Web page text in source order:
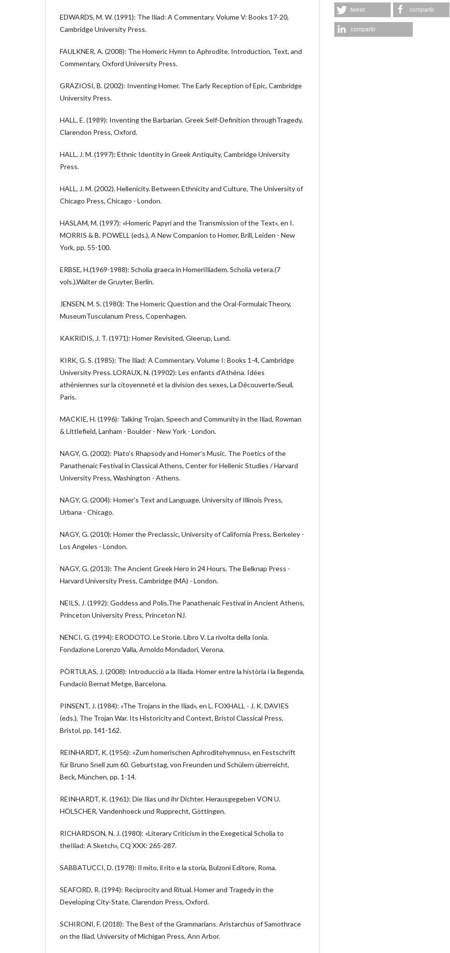
EDWARDS, M. W. (1991): The Iliad: A Commentary. Volume V: Books 17-20,
Cambridge University Press.
FAULKNER, A. (2008): The Homeric Hymn to Aphrodite. Introduction, Text, and
Commentary, Oxford University Press.
GRAZIOSI, B. (2002): Inventing Homer. The Early Reception of Epic, Cambridge
University Press.
HALL, E. (1989): Inventing the Barbarian. Greek Self-Definition throughTragedy,
Clarendon Press, Oxford.
HALL, J. M. (1997): Ethnic Identity in Greek Antiquity, Cambridge University
Press.
HALL, J. M. (2002). Hellenicity. Between Ethnicity and Culture, The University of
Chicago Press, Chicago - London.
HASLAM, M. (1997): «Homeric Papyri and the Transmission of the Text», en I.
MORRIS & B. POWELL (eds.), A New Companion to Homer, Brill, Leiden - New
York, pp. 55-100.
ERBSE, H.(1969-1988): Scholia graeca in HomeriIliadem. Scholia vetera.(7
vols.),Walter de Gruyter, Berlin.
JENSEN, M. S. (1980): The Homeric Question and the Oral-FormulaicTheory,
MuseumTusculanum Press, Copenhagen.
KAKRIDIS, J. T. (1971): Homer Revisited, Gleerup, Lund.
KIRK, G. S. (1985): The Iliad: A Commentary. Volume I: Books 1-4, Cambridge
University Press. LORAUX, N. (19902): Les enfants d’Athéna. Idées
athéniennes sur la citoyenneté et la division des sexes, La Découverte/Seuil,
Paris.
MACKIE, H. (1996): Talking Trojan. Speech and Community in the Iliad, Rowman
& Littlefield, Lanham - Boulder - New York - London.
NAGY, G. (2002): Plato’s Rhapsody and Homer’s Music. The Poetics of the
Panathenaic Festival in Classical Athens, Center for Hellenic Studies / Harvard
University Press, Washington - Athens.
NAGY, G. (2004): Homer’s Text and Language, University of Illinois Press,
Urbana - Chicago.
NAGY, G. (2010): Homer the Preclassic, University of California Press, Berkeley -
Los Angeles - London.
NAGY, G. (2013): The Ancient Greek Hero in 24 Hours, The Belknap Press -
Harvard University Press, Cambridge (MA) - London.
NEILS, J. (1992): Goddess and Polis.The Panathenaic Festival in Ancient Athens,
Princeton University Press, Princeton NJ.
NENCI, G. (1994): ERODOTO. Le Storie. Libro V. La rivolta della Ionia.
Fondazione Lorenzo Valla, Arnoldo Mondadori, Verona.
PÒRTULAS, J. (2008): Introducció a la Ilíada. Homer entre la història i la llegenda,
Fundació Bernat Metge, Barcelona.
PINSENT, J. (1984): «The Trojans in the Iliad», en L. FOXHALL - J. K. DAVIES
(eds.), The Trojan War. Its Historicity and Context, Bristol Classical Press,
Bristol, pp. 141-162.
REINHARDT, K. (1956): «Zum homerischen Aphroditehymnus», en Festschrift
für Bruno Snell zum 60. Geburtstag, von Freunden und Schülern überreicht,
Beck, München, pp. 1-14.
REINHARDT, K. (1961): Die Ilias und ihr Dichter. Herausgegeben VON U.
HÖLSCHER, Vandenhoeck und Rupprecht, Göttingen.
RICHARDSON, N. J. (1980): «Literary Criticism in the Exegetical Scholia to
theIliad: A Sketch», CQ XXX: 265-287.
SABBATUCCI, D. (1978): Il mito, il rito e la storia, Bulzoni Editore, Roma.
SEAFORD, R. (1994): Reciprocity and Ritual. Homer and Tragedy in the
Developing City-State, Clarendon Press, Oxford.
SCHIRONI, F. (2018): The Best of the Grammarians. Aristarchus of Samothrace
on the Iliad, University of Michigan Press, Ann Arbor.
tweet compartir
compartir